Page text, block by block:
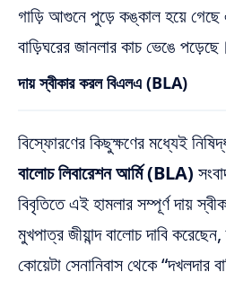
গাড়ি আগুনে পুড়ে কঙ্কাল হয়ে গেছে
বাড়িঘরের জানলার কাচ ভেঙে পড়েছে।
দায় স্বীকার করল বিএলএ (BLA)
বিস্ফোরণের কিছুক্ষণের মধ্যেই
বালোচ লিবারেশন আর্মি (BLA)
বিবৃতিতে এই হামলার সম্পূর্ণ দায়
মুখপাত্র জীয়ান্দ বালোচ দাবি
কোয়েটা সেনানিবাস থেকে “দখলদার